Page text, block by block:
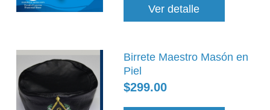
Ver detalle
Birrete Maestro Masón en
Piel
$299.00